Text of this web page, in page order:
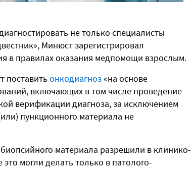
не только специалисты
Минюст зарегистрировал
в правилах оказания медпомощи взрослым.
поставить онкодиагноз«на основе
включающих в том числе проведение
верификации диагноза, за исключением
пункционного материала не
материала разрешили в клинико-
могли делать только в патолого-